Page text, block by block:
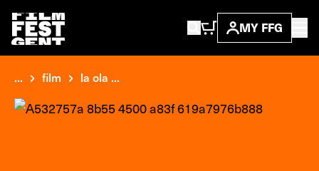
MY FFG
... film la ola ...